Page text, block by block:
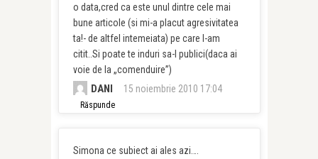
o data,cred ca este unul dintre cele mai
bune articole (si mi-a placut agresivitatea
ta!- de altfel intemeiata) pe care l-am
citit..Si poate te induri sa-l publici(daca ai
voie de la „comenduire”)
DANI 15 noiembrie 2010 17:04
Răspunde
Simona ce subiect ai ales azi….